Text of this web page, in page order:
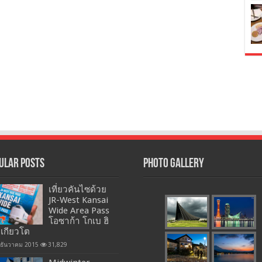
Posts
เที่ยวคันไซด้วย
JR-West Kansai
Wide Area Pass
โอซาก้า โกเบ ฮิ
กียวโต
นวาคม 2015 31,829
Photo Gallery